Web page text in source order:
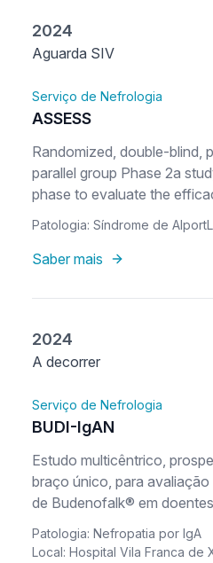
2024
Aguarda SIV
Serviço de Nefrologia
ASSESS
Randomized, double-blind,
parallel group Phase 2a
phase to evaluate the
3401016 in participants
syndrome
Patologia: Síndrome de Alport
Saber mais
2024
A decorrer
Serviço de Nefrologia
BUDI-IgAN
Estudo multicêntrico,
braço único, para
de Budenofalk® em
por IgA (NIgA) e risco
Patologia: Nefropatia por IgA
Local: Hospital Vila Franca de